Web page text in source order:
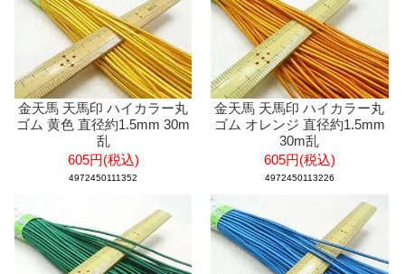
金天馬 天馬印 ハイカラー丸
ゴム 黄色 直径約1.5mm 30m
乱
605円(税込)
4972450111352
金天馬 天馬印 ハイカラー丸
ゴム オレンジ 直径約1.5mm
30m乱
605円(税込)
4972450113226